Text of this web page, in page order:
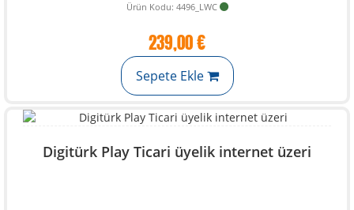
Ürün Kodu: 4496_LWC
239,00 €
Sepete Ekle
Digitürk Play Ticari üyelik internet üzeri